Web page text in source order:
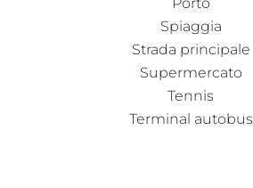
Spiaggia
Strada principale
Supermercato
Tennis
Terminal autobus